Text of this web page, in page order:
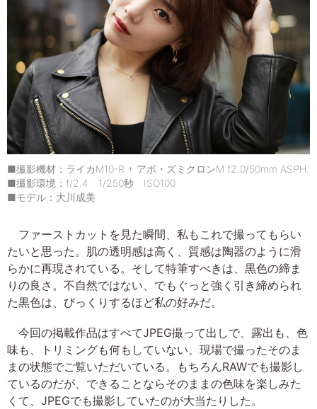
■撮影機材：ライカM10-R + アポ・ズミクロンM f2.0/50mm ASPH.
■撮影環境：f/2.4 1/250秒 ISO100
■モデル：大川成美
ファーストカットを見た瞬間、私もこれで撮ってもらい
たいと思った。肌の透明感は高く、質感は陶器のように滑
らかに再現されている。そして特筆すべきは、黒色の締ま
りの良さ。不自然ではない、でもぐっと強く引き締められ
た黒色は、びっくりするほど私の好みだ。
今回の掲載作品はすべてJPEG撮って出しで、露出も、色
味も、トリミングも何もしていない、現場で撮ったそのま
まの状態でご覧いただいている。もちろんRAWでも撮影し
ているのだが、できることならそのままの色味を楽しみた
くて、JPEGでも撮影していたのが大当たりした。